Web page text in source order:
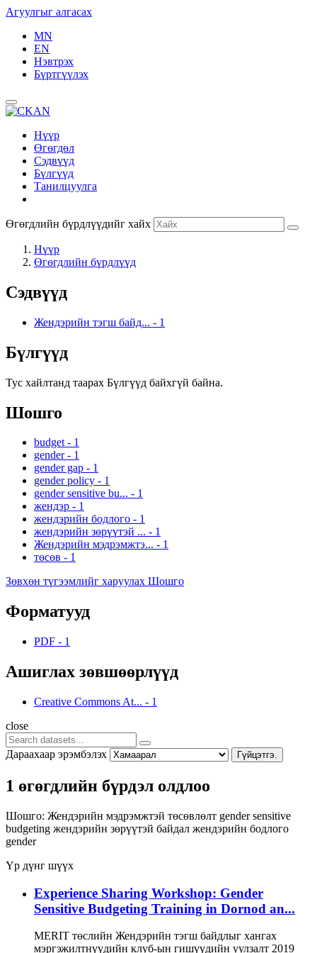
Агуулгыг алгасах
MN
EN
Нэвтрэх
Бүртгүүлэх
Нүүр
Өгөгдөл
Сэдвүүд
Бүлгүүд
Танилцуулга
Өгөгдлийн бүрдлүүдийг хайх
Нүүр
Өгөгдлийн бүрдлүүд
Сэдвүүд
Жендэрийн тэгш байд... - 1
Бүлгүүд
Тус хайлтанд таарах Бүлгүүд байхгүй байна.
Шошго
budget - 1
gender - 1
gender gap - 1
gender policy - 1
gender sensitive bu... - 1
жендэр - 1
жендэрийн бодлого - 1
жендэрийн зөрүүтэй ... - 1
Жендэрийн мэдрэмжтэ... - 1
төсөв - 1
Зөвхөн түгээмлийг харуулах Шошго
Форматууд
PDF - 1
Ашиглах зөвшөөрлүүд
Creative Commons At... - 1
close
Дараахаар эрэмбэлэх Гүйцэтгэ.
1 өгөгдлийн бүрдэл олдлоо
Шошго: Жендэрийн мэдрэмжтэй төсөвлөлт gender sensitive
budgeting жендэрийн зөрүүтэй байдал жендэрийн бодлого
gender
Үр дүнг шүүх
Experience Sharing Workshop: Gender
Sensitive Budgeting Training in Dornod an...
MERIT төслийн Жендэрийн тэгш байдлыг хангах
мэргэжилтнүүдийн клуб-ын гишүүдийн уулзалт 2019